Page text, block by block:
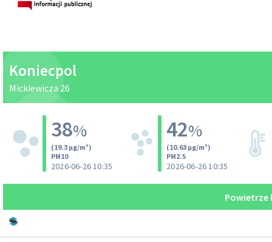
Hala Sportowa przy Szkole Podstawowej nr 2